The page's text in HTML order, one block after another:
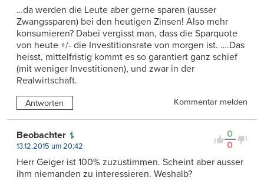
…da werden die Leute aber gerne sparen (ausser
Zwangssparen) bei den heutigen Zinsen! Also mehr
konsumieren? Dabei vergisst man, dass die Sparquote
von heute +/- die Investitionsrate von morgen ist. ….Das
heisst, mittelfristig kommt es so garantiert ganz schief
(mit weniger Investitionen), und zwar in der
Realwirtschaft.
Antworten Kommentar melden
0
0
Beobachter
13.12.2015 um 20:42
Herr Geiger ist 100% zuzustimmen. Scheint aber ausser
ihm niemanden zu interessieren. Weshalb?